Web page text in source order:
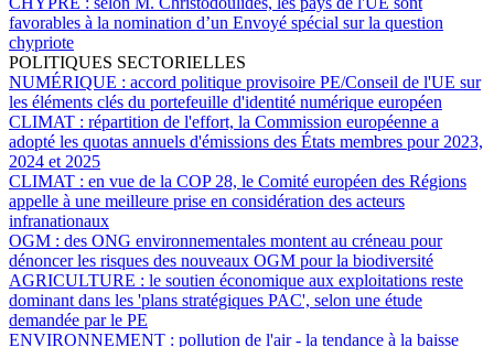
favorables à la nomination d’un Envoyé spécial sur la question
chypriote
POLITIQUES SECTORIELLES
NUMÉRIQUE : accord politique provisoire PE/Conseil de l'UE sur
les éléments clés du portefeuille d'identité numérique européen
CLIMAT : répartition de l'effort, la Commission européenne a
adopté les quotas annuels d'émissions des États membres pour 2023,
2024 et 2025
CLIMAT : en vue de la COP 28, le Comité européen des Régions
appelle à une meilleure prise en considération des acteurs
infranationaux
OGM : des ONG environnementales montent au créneau pour
dénoncer les risques des nouveaux OGM pour la biodiversité
AGRICULTURE : le soutien économique aux exploitations reste
dominant dans les 'plans stratégiques PAC', selon une étude
demandée par le PE
ENVIRONNEMENT : pollution de l'air - la tendance à la baisse